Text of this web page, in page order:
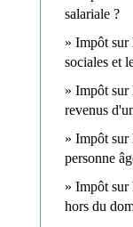
salariale ?
Impôt sur
sociales et
Impôt sur
revenus
Impôt sur
personne
Impôt sur
hors du